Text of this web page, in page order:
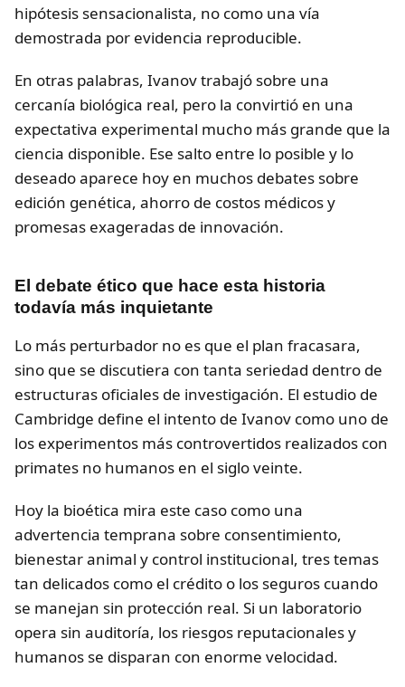
hipótesis sensacionalista, no como una vía
demostrada por evidencia reproducible.
En otras palabras, Ivanov trabajó sobre una
cercanía biológica real, pero la convirtió en una
expectativa experimental mucho más grande que la
ciencia disponible. Ese salto entre lo posible y lo
deseado aparece hoy en muchos debates sobre
edición genética, ahorro de costos médicos y
promesas exageradas de innovación.
El debate ético que hace esta historia
todavía más inquietante
Lo más perturbador no es que el plan fracasara,
sino que se discutiera con tanta seriedad dentro de
estructuras oficiales de investigación. El estudio de
Cambridge define el intento de Ivanov como uno de
los experimentos más controvertidos realizados con
primates no humanos en el siglo veinte.
Hoy la bioética mira este caso como una
advertencia temprana sobre consentimiento,
bienestar animal y control institucional, tres temas
tan delicados como el crédito o los seguros cuando
se manejan sin protección real. Si un laboratorio
opera sin auditoría, los riesgos reputacionales y
humanos se disparan con enorme velocidad.